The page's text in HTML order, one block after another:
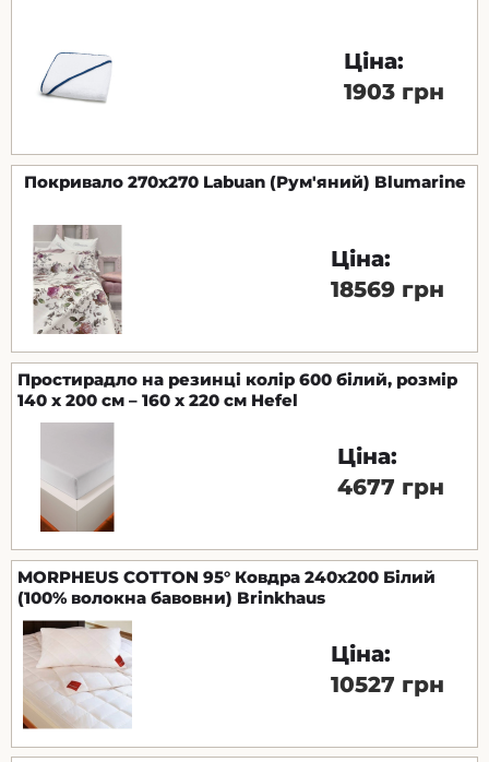
Ціна:
1903 грн
Покривало 270x270 Labuan (Рум'яний) Blumarine
Ціна:
18569 грн
Простирадло на резинці колір 600 білий, розмір
140 x 200 см – 160 x 220 см Hefel
Ціна:
4677 грн
MORPHEUS COTTON 95° Ковдра 240x200 Білий
(100% волокна бавовни) Brinkhaus
Ціна:
10527 грн